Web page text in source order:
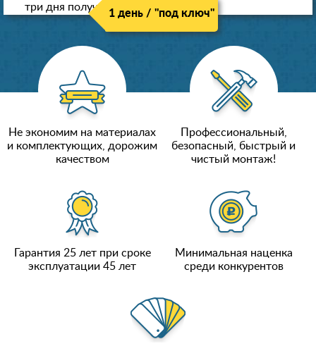
три дня получили новые потолки!
1 день / "под ключ"
Не экономим на материалах
и комплектующих, дорожим
качеством
Профессиональный,
безопасный, быстрый и
чистый монтаж!
Гарантия 25 лет при сроке
эксплуатации 45 лет
Минимальная наценка
среди конкурентов